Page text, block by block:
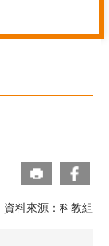
料來源：科教組